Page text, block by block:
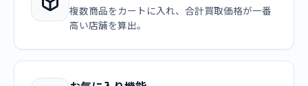
複数商品をカートに入れ、合計買取価格が一番
高い店舗を算出。